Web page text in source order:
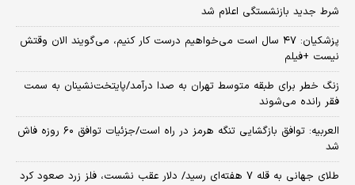
شرط جدید بازنشستگی اعلام شد
پزشکیان: ۴۷ سال است می‌خواهیم درست کار کنیم، می‌گویند الان وقتش
نیست +فیلم
زنگ خطر برای طبقه متوسط تهران به صدا درآمد/پایتخت‌نشینان به سمت
فقر رانده می‌شوند
العربیه: توافق بازگشایی تنگه هرمز در راه است/جزئیات توافق ۶۰ روزه فاش
شد
طلای جهانی به قله ۷ هفته‌ای رسید/ دلار عقب نشست، فلز زرد صعود کرد